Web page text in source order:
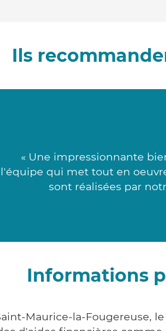
Ils
« Une impressionnante
l'équipe qui met tout en
sont réalisées par
Informations
Maurice-la-Fougereuse,